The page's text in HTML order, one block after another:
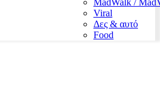
MadWalk /
Viral
Δες & αυτό
Food